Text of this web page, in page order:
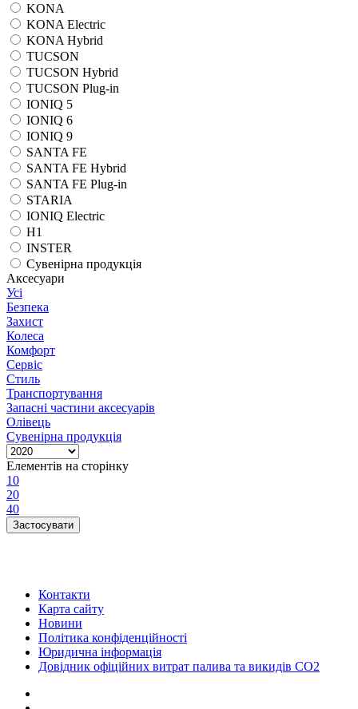
KONA
KONA Electric
KONA Hybrid
TUCSON
TUCSON Hybrid
TUCSON Plug-in
IONIQ 5
IONIQ 6
IONIQ 9
SANTA FE
SANTA FE Hybrid
SANTA FE Plug-in
STARIA
IONIQ Electric
H1
INSTER
Сувенірна продукція
Аксесуари
Усі
Безпека
Захист
Колеса
Комфорт
Сервіс
Стиль
Транспортування
Запасні частини аксесуарів
Олівець
Сувенірна продукція
Елементів на сторінку
10
20
40
Контакти
Карта сайту
Новини
Політика конфіденційності
Юридична інформація
Довідник офіційних витрат палива та викидів СО2